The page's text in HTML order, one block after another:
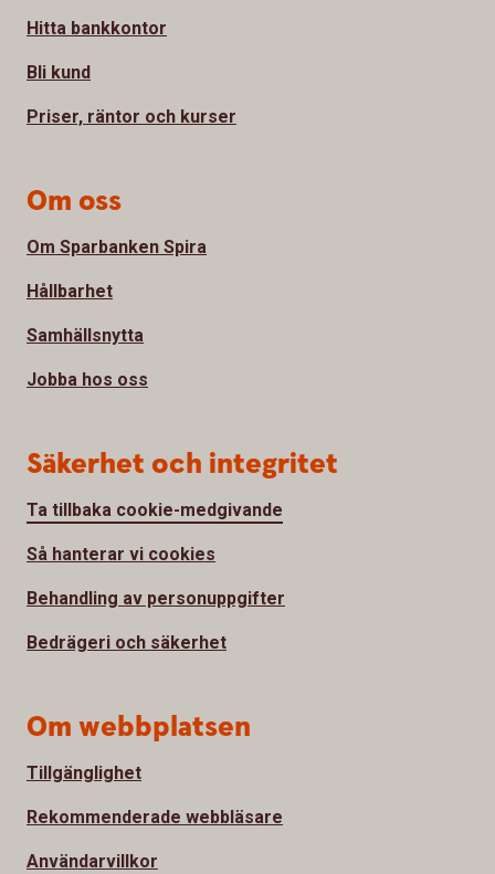
Hitta bankkontor
Bli kund
Priser, räntor och kurser
Om oss
Om Sparbanken Spira
Hållbarhet
Samhällsnytta
Jobba hos oss
Säkerhet och integritet
Ta tillbaka cookie-medgivande
Så hanterar vi cookies
Behandling av personuppgifter
Bedrägeri och säkerhet
Om webbplatsen
Tillgänglighet
Rekommenderade webbläsare
Användarvillkor